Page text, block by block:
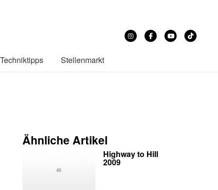
Techniktipps Stellenmarkt
Ähnliche Artikel
Highway to Hill
2009